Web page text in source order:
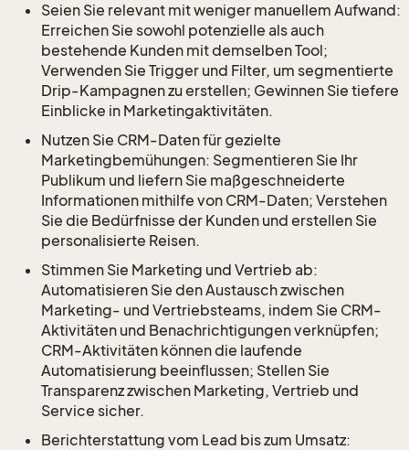
Seien Sie relevant mit weniger manuellem Aufwand:
Erreichen Sie sowohl potenzielle als auch
bestehende Kunden mit demselben Tool;
Verwenden Sie Trigger und Filter, um segmentierte
Drip-Kampagnen zu erstellen; Gewinnen Sie tiefere
Einblicke in Marketingaktivitäten.
Nutzen Sie CRM-Daten für gezielte
Marketingbemühungen: Segmentieren Sie Ihr
Publikum und liefern Sie maßgeschneiderte
Informationen mithilfe von CRM-Daten; Verstehen
Sie die Bedürfnisse der Kunden und erstellen Sie
personalisierte Reisen.
Stimmen Sie Marketing und Vertrieb ab:
Automatisieren Sie den Austausch zwischen
Marketing- und Vertriebsteams, indem Sie CRM-
Aktivitäten und Benachrichtigungen verknüpfen;
CRM-Aktivitäten können die laufende
Automatisierung beeinflussen; Stellen Sie
Transparenz zwischen Marketing, Vertrieb und
Service sicher.
Berichterstattung vom Lead bis zum Umsatz: